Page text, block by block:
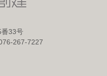
33号
267-7227